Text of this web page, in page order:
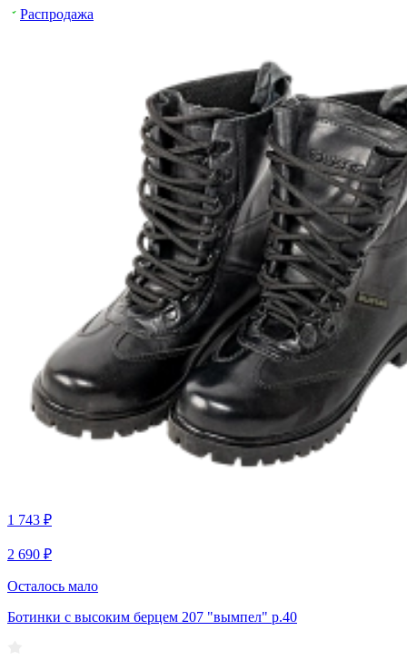
Распродажа
1 743 ₽
2 690 ₽
Осталось мало
Ботинки с высоким берцем 207 "вымпел" р.40